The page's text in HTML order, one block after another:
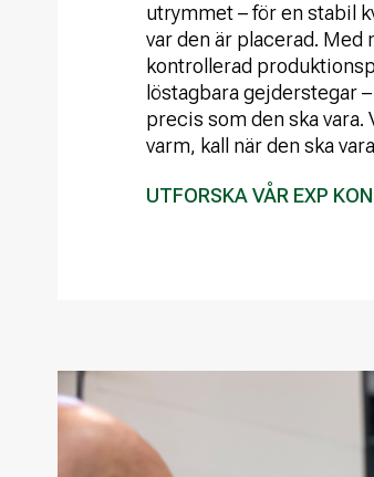
utrymmet – för en stabil
var den är placerad. Med
kontrollerad
löstagbara gejderstegar
precis som den ska vara.
varm, kall när den ska
UTFORSKA VÅR EXP